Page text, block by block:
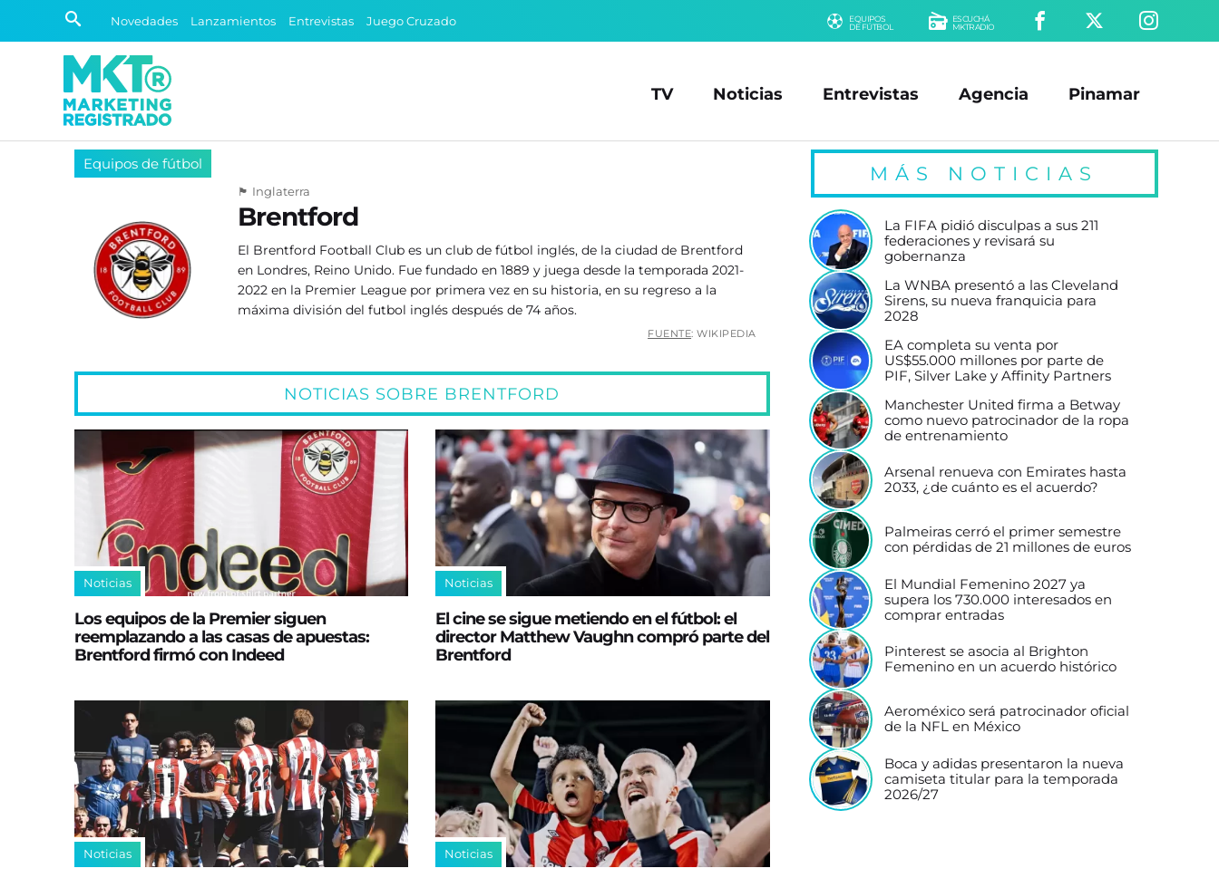
Novedades Lanzamientos Entrevistas Juego Cruzado
EQUIPOS
DE FÚTBOL
ESCUCHÁ
MKTRADIO
TV Noticias Entrevistas Agencia Pinamar
Equipos de fútbol
🏴󠁧󠁢󠁥󠁮󠁧󠁿 Inglaterra
Brentford
El Brentford Football Club es un club de fútbol inglés, de la ciudad de Brentford
en Londres, Reino Unido. Fue fundado en 1889 y juega desde la temporada 2021-
2022 en la Premier League por primera vez en su historia, en su regreso a la
máxima división del futbol inglés después de 74 años.
FUENTE: WIKIPEDIA
NOTICIAS SOBRE BRENTFORD
Noticias
Los equipos de la Premier siguen
reemplazando a las casas de apuestas:
Brentford firmó con Indeed
Noticias
El cine se sigue metiendo en el fútbol: el
director Matthew Vaughn compró parte del
Brentford
Noticias Noticias
MÁS NOTICIAS
La FIFA pidió disculpas a sus 211
federaciones y revisará su
gobernanza
La WNBA presentó a las Cleveland
Sirens, su nueva franquicia para
2028
EA completa su venta por
US$55.000 millones por parte de
PIF, Silver Lake y Affinity Partners
Manchester United firma a Betway
como nuevo patrocinador de la ropa
de entrenamiento
Arsenal renueva con Emirates hasta
2033, ¿de cuánto es el acuerdo?
Palmeiras cerró el primer semestre
con pérdidas de 21 millones de euros
El Mundial Femenino 2027 ya
supera los 730.000 interesados en
comprar entradas
Pinterest se asocia al Brighton
Femenino en un acuerdo histórico
Aeroméxico será patrocinador oficial
de la NFL en México
Boca y adidas presentaron la nueva
camiseta titular para la temporada
2026/27